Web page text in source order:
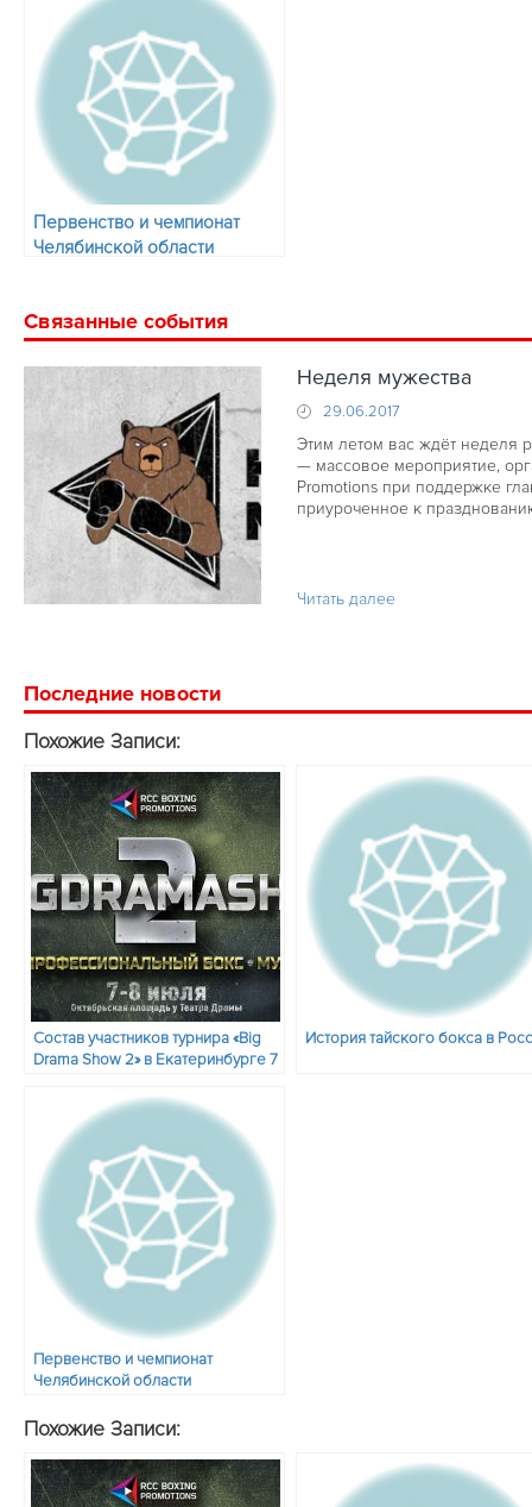
Первенство и чемпионат
Челябинской области
Связанные события
Неделя мужества
29.06.2017
Этим летом вас ждёт неделя
— массовое мероприятие,
Promotions при поддержке
приуроченное к
Читать далее
Последние новости
Похожие Записи:
Состав участников турнира «Big
Drama Show 2» в Екатеринбурге 7
История тайского бокса в
Первенство и чемпионат
Челябинской области
Похожие Записи: